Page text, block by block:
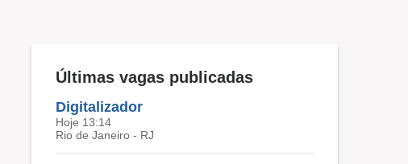
Últimas vagas publicadas
Digitalizador
Hoje 13:14
Rio de Janeiro - RJ